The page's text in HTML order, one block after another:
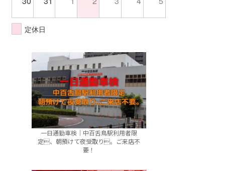
定休日
一日通勤車検｜中百舌鳥駅利用者限
定、朝預けて夜受取り。ご来店不
要！